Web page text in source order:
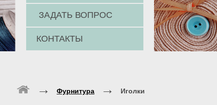
ЗАДАТЬ ВОПРОС
КОНТАКТЫ
→ Фурнитура → Иголки